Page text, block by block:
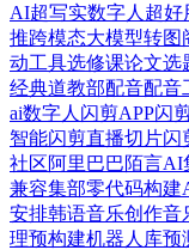
AI超写实数字人 超好
推跨模态大模型转图
动工具选修课论文选
经典道教部配音配音
ai数字人 闪剪APP闪
智能闪剪直播切片闪
社区阿里巴巴陌言AI
兼容集部零代码构建
安排韩语音乐创作音
理预构建机器人库预